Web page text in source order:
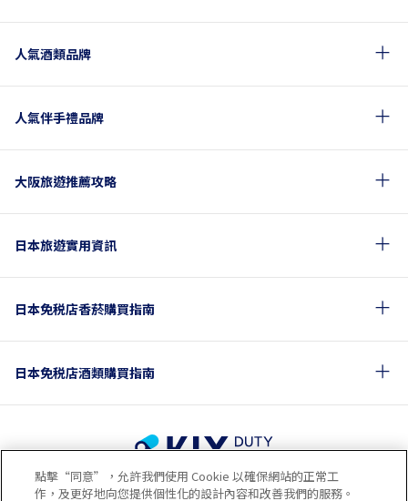
人氣酒類品牌
人氣伴手禮品牌
大阪旅遊推薦攻略
日本旅遊實用資訊
日本免税店香菸購買指南
日本免税店酒類購買指南
使用條款 隱私政策
Cookie政策
點擊“同意”，允許我們使用 Cookie 以確保網站的正常工
作，及更好地向您提供個性化的設計內容和改善我們的服務。